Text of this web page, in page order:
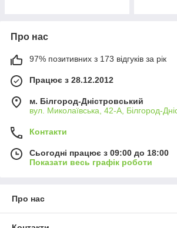
Про нас
97% позитивних з 173 відгуків за рік
Працює з 28.12.2012
м. Білгород-Дністровський
вул. Миколаївська, 42-А, Білгород-
Контакти
Сьогодні працює з 09:00 до 18:00
Показати весь графік роботи
Про нас